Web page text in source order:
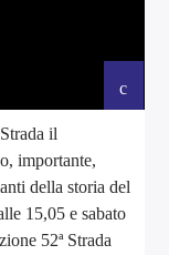
il
importante,
della storia del
15,05 e sabato
52ª Strada